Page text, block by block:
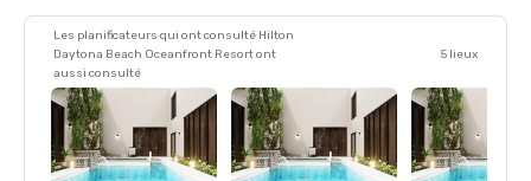
Les planificateurs qui ont consulté Hilton
Daytona Beach Oceanfront Resort ont
aussi consulté
5 lieux